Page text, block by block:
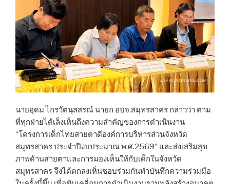
นายอุดม ไกรวัตนุสสรณ์ นายก อบจ.สมุทรสาคร กล่าวว่า ตาม
ที่ทุกฝ่ายได้เล็งเห็นถึงความสำคัญของการดำเนินงาน
“โครงการเด็กไทยสายตาดีองค์การบริหารส่วนจังหวัด
สมุทรสาคร ประจำปีงบประมาณ พ.ศ.2569” และส่งเสริมสุข
ภาพด้านสายตาและการมองเห็นให้กับเด็กในจังหวัด
สมุทรสาคร จึงได้ตกลงเห็นชอบร่วมกันทำบันทึกความร่วมมือ